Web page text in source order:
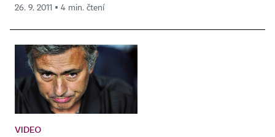
26. 9. 2011 ▪ 4 min. čtení
VIDEO